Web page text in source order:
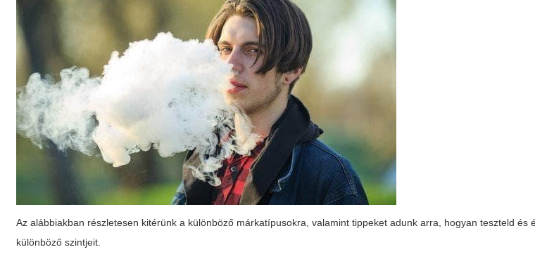
Az alábbiakban részletesen kitérünk a különböző márkatípusokra, valamint tippeket adunk arra, hogyan teszteld és
különböző szintjeit.